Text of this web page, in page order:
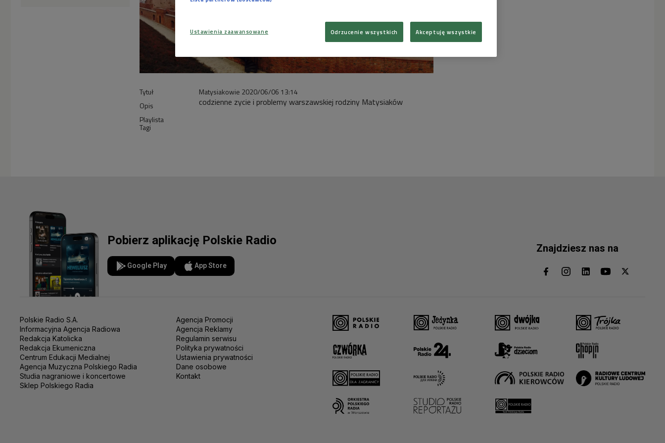
Tytuł Matysiakowie 2020/06/06 13:14
Opis
codzienne zycie i problemy warszawskiej rodziny Matysiaków
Playlista
Tagi
Pobierz aplikację Polskie Radio
Google Play App Store
Znajdziesz nas na
Polskie Radio S.A.
Informacyjna Agencja Radiowa
Redakcja Katolicka
Redakcja Ekumeniczna
Centrum Edukacji Medialnej
Agencja Muzyczna Polskiego Radia
Studia nagraniowe i koncertowe
Sklep Polskiego Radia
Agencja Promocji
Agencja Reklamy
Regulamin serwisu
Polityka prywatności
Ustawienia prywatności
Dane osobowe
Kontakt
Ustawienia zaawansowane Odrzucenie wszystkich Akceptuję wszystkie